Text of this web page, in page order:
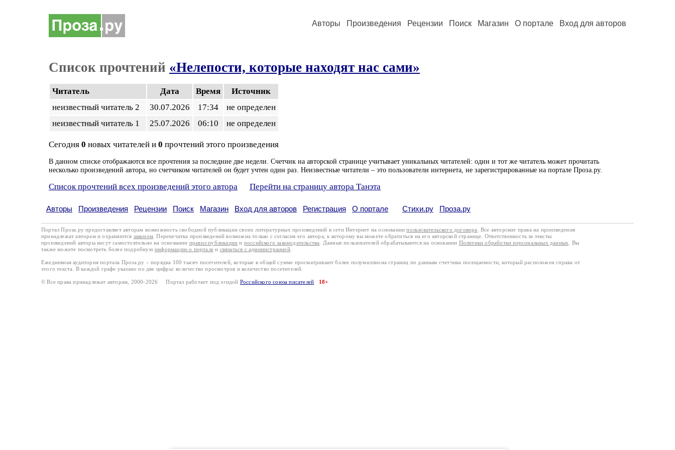
Авторы Произведения Рецензии Поиск Магазин О портале Вход для авторов
Список прочтений «Нелепости, которые находят нас сами»
Читатель Дата Время
Источник
неизвестный читатель 2
30.07.2026 17:34
не определен
неизвестный читатель 1
25.07.2026 06:10 не определен
Сегодня 0 новых читателей и 0 прочтений этого произведения
В данном списке отображаются все прочтения за последние две недели. Счетчик на авторской странице учитывает уникальных читателей: один и тот же читатель может прочитать
несколько произведений автора, но счетчиком читателей он будет учтен один раз. Неизвестные читатели – это пользователи интернета, не зарегистрированные на портале Проза.ру.
Список прочтений всех произведений этого автора Перейти на страницу автора Танэта
Авторы Произведения Рецензии Поиск Магазин Вход для авторов Регистрация О портале Стихи.ру Проза.ру
Портал Проза.ру предоставляет авторам возможность свободной публикации своих литературных произведений в сети Интернет на основаниипользовательского договора
. Все авторские права на произведения
принадлежат авторам и охраняются законом . Перепечатка произведений возможна только с согласия его автора, к которому вы можете обратиться на его авторской странице. Ответственность за тексты
произведений авторы несут самостоятельно на основании правил публикации и российского законодательства . Данные пользователей обрабатываются на основании Политики обработки персональных данных
. Вы
также можете посмотреть более подробную информацию о портале и связаться с администрацией.
Ежедневная аудитория портала Проза.ру – порядка 100 тысяч посетителей, которые в общей сумме просматривают более полумиллиона страниц по данным счетчика посещаемости, который расположен справа от
этого текста. В каждой графе указано по две цифры: количество просмотров и количество посетителей.
© Все права принадлежат авторам, 2000-2026 Портал работает под эгидой Российского союза писателей 18+